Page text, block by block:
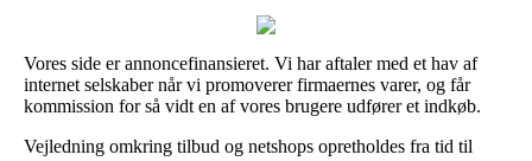
Vores side er annoncefinansieret. Vi har aftaler med et hav af
internet selskaber når vi promoverer firmaernes varer, og får
kommission for så vidt en af vores brugere udfører et indkøb.
Vejledning omkring tilbud og netshops opretholdes fra tid til